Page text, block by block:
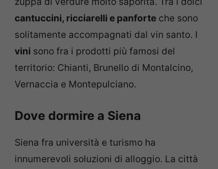
cantuccini, ricciarelli e panforte che sono
solitamente accompagnati dal vin santo. I
vini sono fra i prodotti più famosi del
territorio: Chianti, Brunello di Montalcino,
Vernaccia e Montepulciano.
Dove dormire a Siena
Siena fra università e turismo ha
innumerevoli soluzioni di alloggio. La città